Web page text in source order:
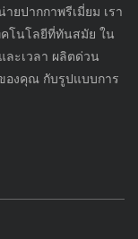
ายปากกาพรีเมี่ยม เรา
คโนโลยีที่ทันสมัย ใน
ะเวลา ผลิตด่วน
องคุณ กับรูปแบบการ